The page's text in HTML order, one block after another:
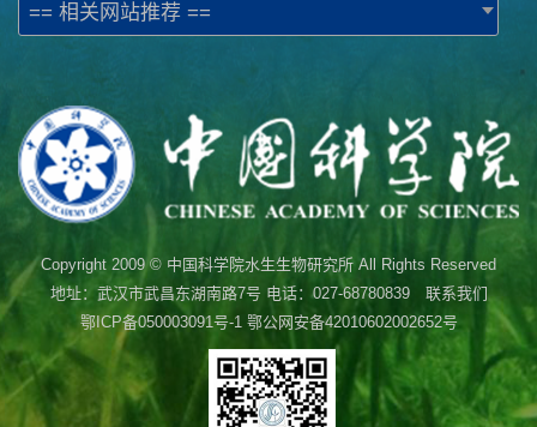
== 相关网站推荐 ==
Copyright 2009 © 中国科学院水生生物研究所 All Rights Reserved
地址：武汉市武昌东湖南路7号 电话：027-68780839 联系我们
鄂ICP备050003091号-1鄂公网安备42010602002652号